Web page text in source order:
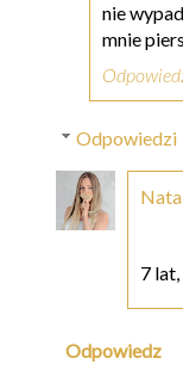
nie
mnie
Odpowiedzi
7
Odpowiedz